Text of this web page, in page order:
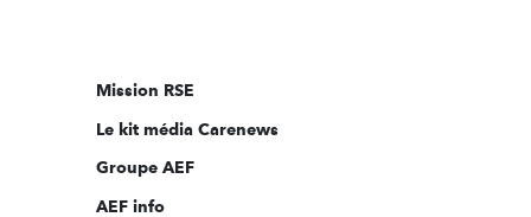
sur:
Mission RSE
Le kit média Carenews
Groupe AEF
AEF info